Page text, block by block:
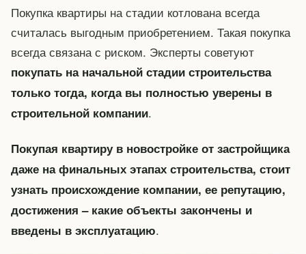
Покупка квартиры на стадии котлована всегда
считалась выгодным приобретением. Такая покупка
всегда связана с риском. Эксперты советуют
покупать на начальной стадии строительства
только тогда, когда вы полностью уверены в
строительной компании.
Покупая квартиру в новостройке от застройщика
даже на финальных этапах строительства, стоит
узнать происхождение компании, ее репутацию,
достижения – какие объекты закончены и
введены в эксплуатацию.